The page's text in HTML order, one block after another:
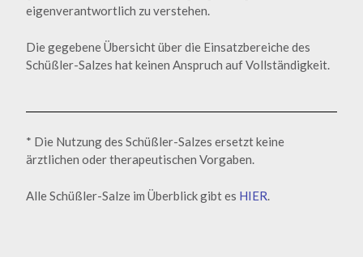
eigenverantwortlich zu verstehen.
Die gegebene Übersicht über die Einsatzbereiche des
Schüßler-Salzes hat keinen Anspruch auf Vollständigkeit.
* Die Nutzung des Schüßler-Salzes ersetzt keine
ärztlichen oder therapeutischen Vorgaben.
Alle Schüßler-Salze im Überblick gibt es HIER.